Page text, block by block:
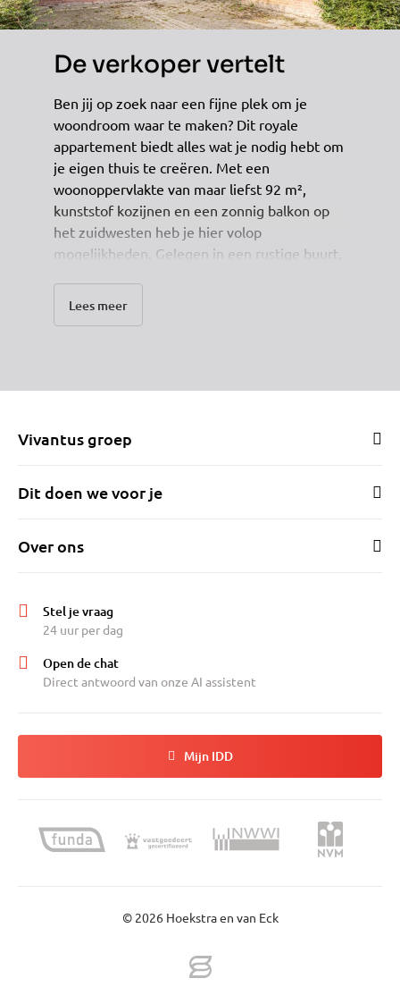
De verkoper vertelt
Ben jij op zoek naar een fijne plek om je
woondroom waar te maken? Dit royale
appartement biedt alles wat je nodig hebt om
je eigen thuis te creëren. Met een
woonoppervlakte van maar liefst 92 m²,
kunststof kozijnen en een zonnig balkon op
het zuidwesten heb je hier volop
mogelijkheden. Gelegen in een rustige buurt,
Lees meer
Vivantus groep
Dit doen we voor je
Over ons
Stel je vraag
24 uur per dag
Open de chat
Direct antwoord van onze AI assistent
Mijn IDD
© 2026 Hoekstra en van Eck